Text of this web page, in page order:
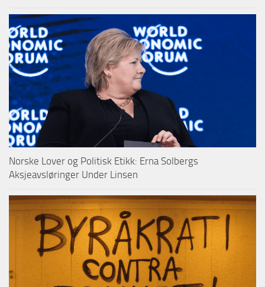
Norske Lover og Politisk Etikk: Erna Solbergs
Aksjeavsløringer Under Linsen